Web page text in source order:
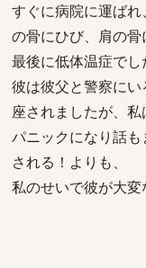
すぐに病院に運ば
の骨にひび、肩の骨
最後に低体温症でし
彼は彼父と警察に
座されましたが、
パニックになり話
される！よりも、
私のせいで彼が大変